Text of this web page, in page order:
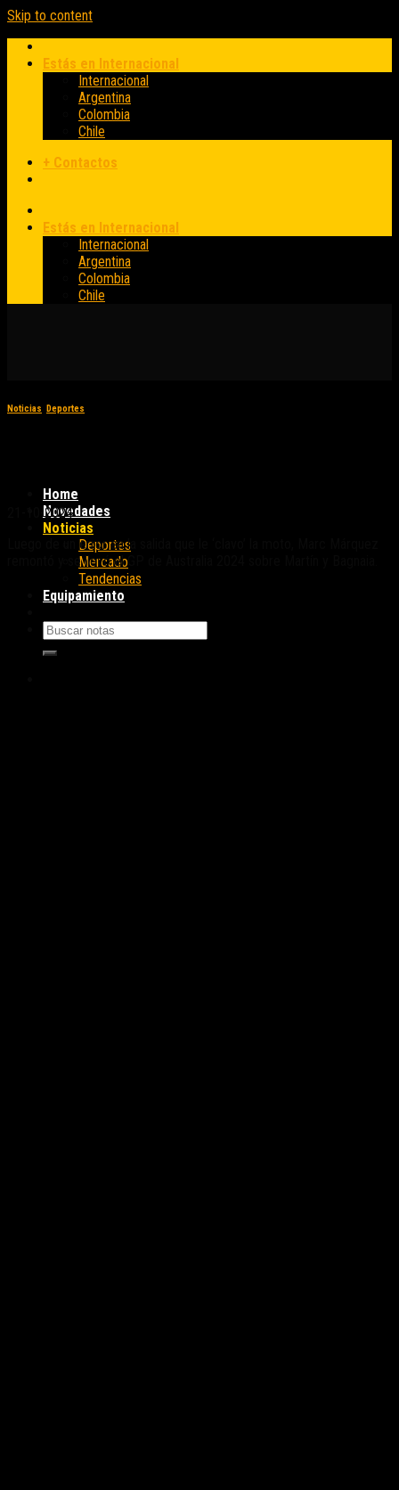
Skip to content
Estás en Internacional
Internacional
Argentina
Colombia
Chile
+ Contactos
Estás en Internacional
Internacional
Argentina
Colombia
Chile
Home
Novedades
Noticias
Deportes
Mercado
Tendencias
Equipamiento
Noticias Deportes
21-10-2024
Luego de un error en la salida que le ‘clavo’ la moto, Marc Márquez
remontó y se llevó el GP de Australia 2024 sobre Martín y Bagnaia.